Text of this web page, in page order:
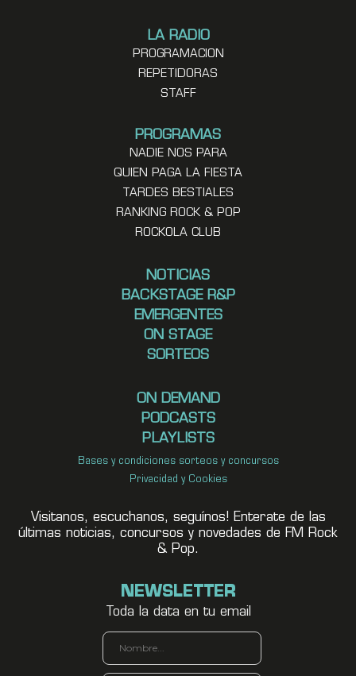
LA RADIO
PROGRAMACION
REPETIDORAS
STAFF
PROGRAMAS
NADIE NOS PARA
QUIEN PAGA LA FIESTA
TARDES BESTIALES
RANKING ROCK & POP
ROCKOLA CLUB
NOTICIAS
BACKSTAGE R&P
EMERGENTES
ON STAGE
SORTEOS
ON DEMAND
PODCASTS
PLAYLISTS
Bases y condiciones sorteos y concursos
Privacidad y Cookies
Visitanos, escuchanos, seguínos! Enterate de las
últimas noticias, concursos y novedades de FM Rock
& Pop.
NEWSLETTER
Toda la data en tu email